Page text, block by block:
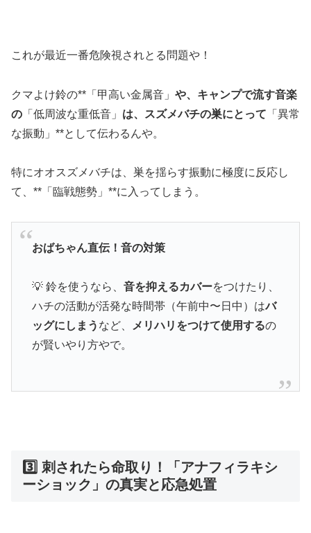
これが最近一番危険視されとる問題や！
クマよけ鈴の**「甲高い金属音」 や、キャンプで流す音楽
の 「低周波な重低音」 は、スズメバチの巣にとって 「異常
な振動」**として伝わるんや。
特にオオスズメバチは、巣を揺らす振動に極度に反応し
て、**「臨戦態勢」**に入ってしまう。
おばちゃん直伝！音の対策
💡 鈴を使うなら、 音を抑えるカバーをつけたり、
ハチの活動が活発な時間帯（午前中〜日中）はバ
ッグにしまう など、 メリハリをつけて使用するの
が賢いやり方やで。
3️⃣ 刺されたら命取り！「アナフィラキシ
ーショック」の真実と応急処置